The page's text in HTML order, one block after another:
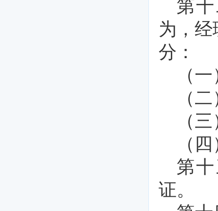
第
为，
分：
（
（
（
（
第
证。